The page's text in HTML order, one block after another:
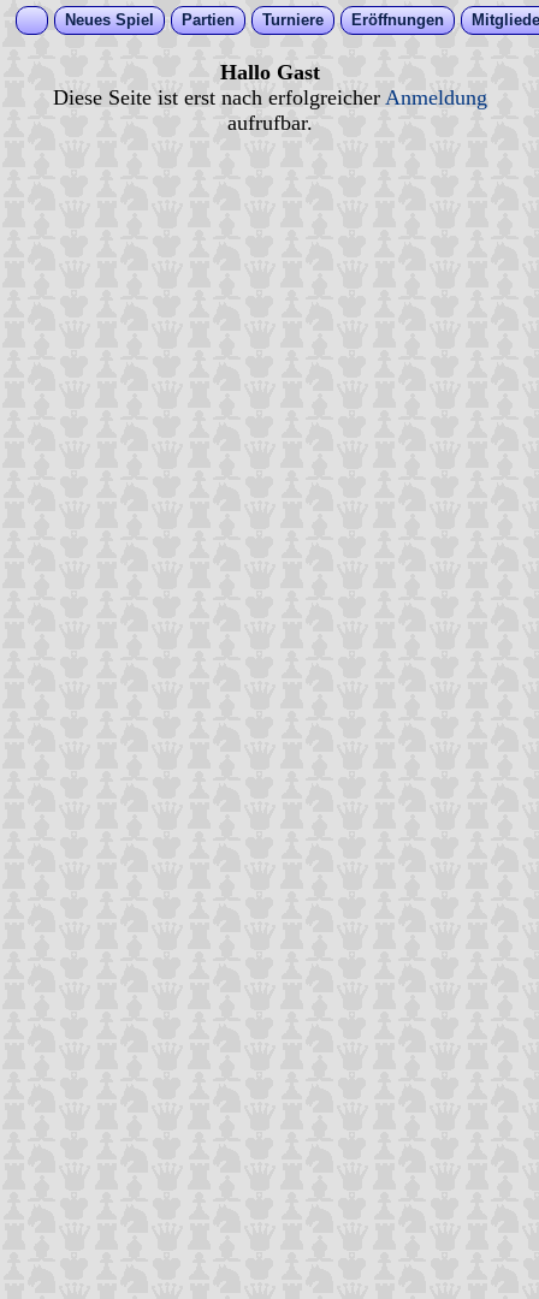
Neues Spiel Partien Turniere Eröffnungen
Hallo Gast
Diese Seite ist erst nach erfolgreicher Anmeldung
aufrufbar.